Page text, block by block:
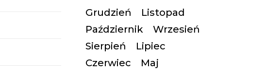
Grudzień
Listopad
Październik
Wrzesień
Sierpień
Lipiec
Czerwiec
Maj